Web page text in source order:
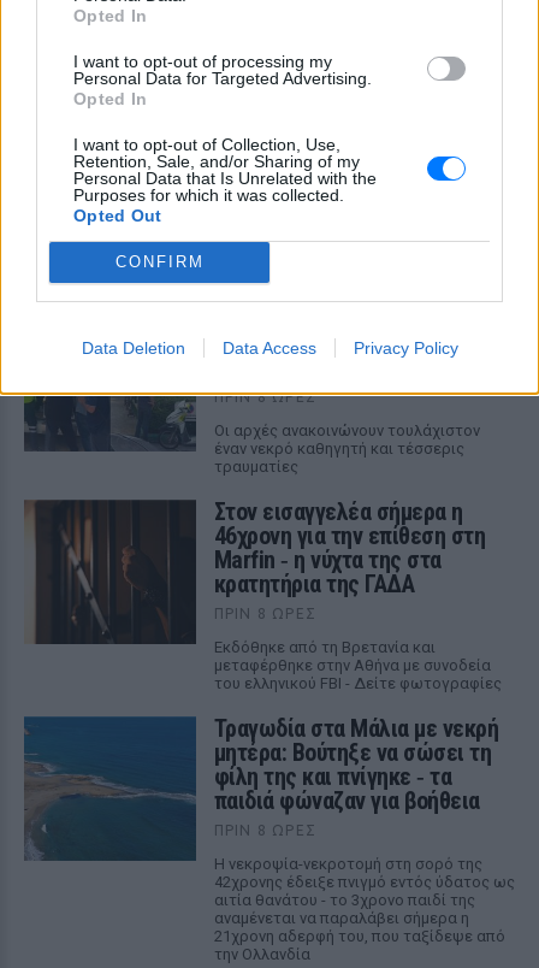
Opted In
I want to opt-out of processing my
Personal Data for Targeted Advertising.
Opted In
I want to opt-out of Collection, Use,
Retention, Sale, and/or Sharing of my
Personal Data that Is Unrelated with the
Purposes for which it was collected.
Opted Out
CONFIRM
Data Deletion Data Access Privacy Policy
ΔΕΙΤΕ ΕΠΙΣΗΣ
ΣΤΗΝ ΙΔΙΑ ΚΑΤΗΓΟΡΙΑ
Ταϊλάνδης: Μαθητής άνοιξε
ΠΡΙΝ 8 ΏΡΕΣ
Οι αρχές ανακοινώνουν τουλάχιστον
έναν νεκρό καθηγητή και τέσσερις
τραυματίες
Στον εισαγγελέα σήμερα η
46χρονη για την επίθεση στη
Marfin ‑ η νύχτα της στα
κρατητήρια της ΓΑΔΑ
ΠΡΙΝ 8 ΏΡΕΣ
Εκδόθηκε από τη Βρετανία και
μεταφέρθηκε στην Αθήνα με συνοδεία
του ελληνικού FBI - Δείτε φωτογραφίες
Τραγωδία στα Μάλια με νεκρή
μητέρα: Βούτηξε να σώσει τη
φίλη της και πνίγηκε ‑ τα
παιδιά φώναζαν για βοήθεια
ΠΡΙΝ 8 ΏΡΕΣ
Η νεκροψία-νεκροτομή στη σορό της
42χρονης έδειξε πνιγμό εντός ύδατος ως
αιτία θανάτου - το 3χρονο παιδί της
αναμένεται να παραλάβει σήμερα η
21χρονη αδερφή του, που ταξίδεψε από
την Ολλανδία